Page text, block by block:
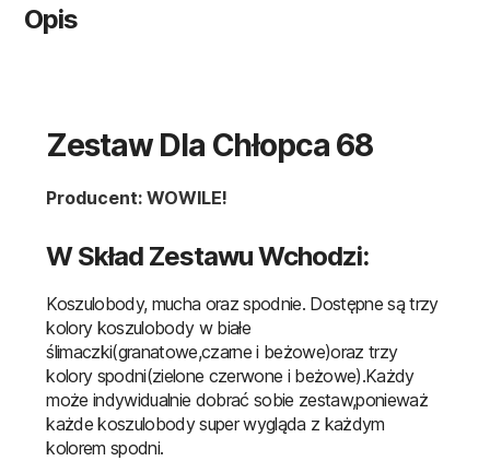
Opis
Zestaw Dla Chłopca 68
Producent: WOWILE!
W Skład Zestawu Wchodzi:
Koszulobody, mucha oraz spodnie. Dostępne są trzy
kolory koszulobody w białe
ślimaczki(granatowe,czarne i beżowe)oraz trzy
kolory spodni(zielone czerwone i beżowe).Każdy
może indywidualnie dobrać sobie zestaw,ponieważ
każde koszulobody super wygląda z każdym
kolorem spodni.